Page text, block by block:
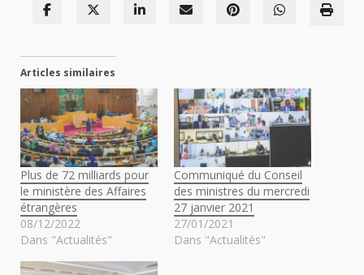
Articles similaires
Plus de 72 milliards pour
le ministère des Affaires
étrangères
08/12/2022
Dans "Actualités"
Communiqué du Conseil
des ministres du mercredi
27 janvier 2021
27/01/2021
Dans "Actualités"